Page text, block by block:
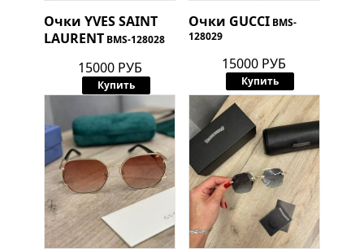
Очки YVES SAINT
LAURENT BMS-128028
15000 РУБ
Купить
Очки GUCCI BMS-
128029
15000 РУБ
Купить